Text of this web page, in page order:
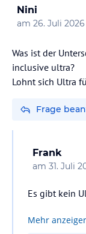
Nini
am 26. Juli 2026
Was ist der
inclusive ultra?
Lohnt sich Ultra
Frage
Frank
am 31. Juli
Es gibt kein
Mehr